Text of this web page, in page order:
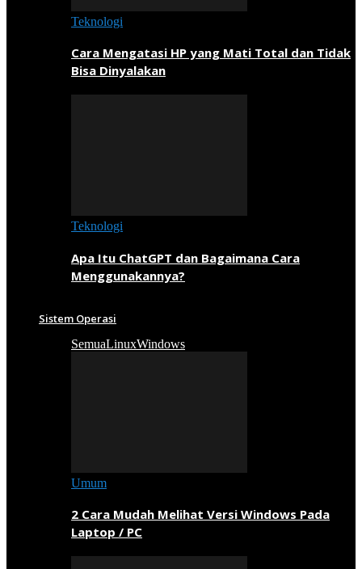
Teknologi
Cara Mengatasi HP yang Mati Total dan Tidak
Bisa Dinyalakan
Teknologi
Apa Itu ChatGPT dan Bagaimana Cara
Menggunakannya?
Sistem Operasi
SemuaLinuxWindows
Umum
2 Cara Mudah Melihat Versi Windows Pada
Laptop / PC